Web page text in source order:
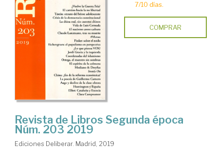
7/10 días.
COMPRAR
Revista de Libros Segunda época
Núm. 203 2019
Ediciones Deliberar. Madrid, 2019